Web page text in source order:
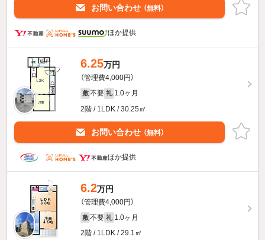
お問い合わせ （無料）
ほか提供
6.25万円
（管理費4,000円）
敷 不要 礼 1.0ヶ月
2階 / 1LDK / 30.25㎡
お問い合わせ （無料）
ほか提供
6.2万円
（管理費4,000円）
敷 不要 礼 1.0ヶ月
2階 / 1LDK / 29.1㎡